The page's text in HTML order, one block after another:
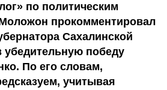
по политическим
прокомментировал
Сахалинской
убедительную победу
По его словам,
учитывая